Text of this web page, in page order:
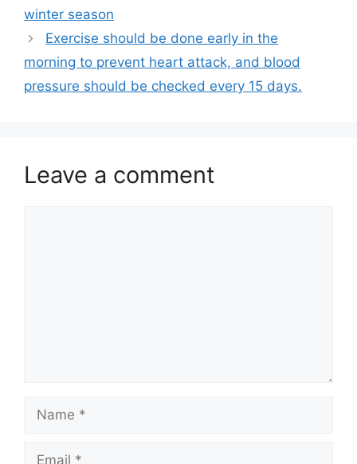
winter season
Exercise should be done early in the
morning to prevent heart attack, and blood
pressure should be checked every 15 days.
Leave a comment
Name
Email